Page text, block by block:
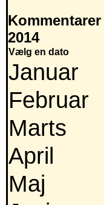
Kommentarer
2014
Vælg en dato
Januar
Februar
Marts
April
Maj